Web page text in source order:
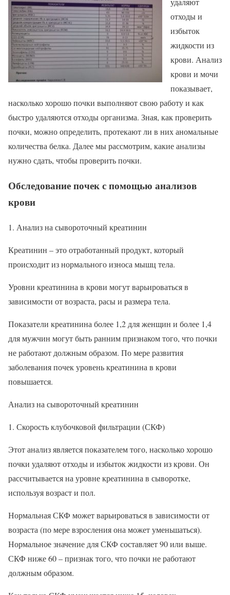
отходы и
избыток
жидкости из
крови. Анализ
крови и мочи
показывает,
насколько хорошо почки выполняют свою работу и как
быстро удаляются отходы организма. Зная, как проверить
почки, можно определить, протекают ли в них аномальные
количества белка. Далее мы рассмотрим, какие анализы
нужно сдать, чтобы проверить почки.
Обследование почек с помощью анализов
крови
Анализ на сывороточный креатинин
Креатинин – это отработанный продукт, который
происходит из нормального износа мышц тела.
Уровни креатинина в крови могут варьироваться в
зависимости от возраста, расы и размера тела.
Показатели креатинина более 1,2 для женщин и более 1,4
для мужчин могут быть ранним признаком того, что почки
не работают должным образом. По мере развития
заболевания почек уровень креатинина в крови
повышается.
Анализ на сывороточный креатинин
Скорость клубочковой фильтрации (СКФ)
Этот анализ является показателем того, насколько хорошо
почки удаляют отходы и избыток жидкости из крови. Он
рассчитывается на уровне креатинина в сыворотке,
используя возраст и пол.
Нормальная СКФ может варьироваться в зависимости от
возраста (по мере взросления она может уменьшаться).
Нормальное значение для СКФ составляет 90 или выше.
СКФ ниже 60 – признак того, что почки не работают
должным образом.